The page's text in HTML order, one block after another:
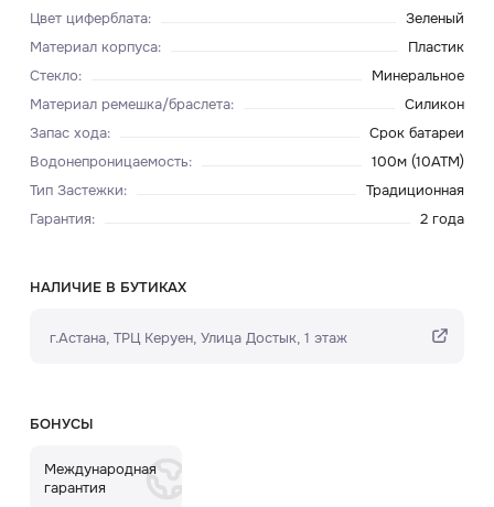
Цвет циферблата:
Зеленый
Материал корпуса:
Пластик
Стекло:
Минеральное
Материал ремешка/браслета:
Силикон
Запас хода:
Срок батареи
Водонепроницаемость:
100м (10ATM)
Тип Застежки:
Традиционная
Гарантия: 2 года
НАЛИЧИЕ В БУТИКАХ
г.Астана, ТРЦ Керуен​, Улица Достык, 1 этаж
БОНУСЫ
Международная
гарантия